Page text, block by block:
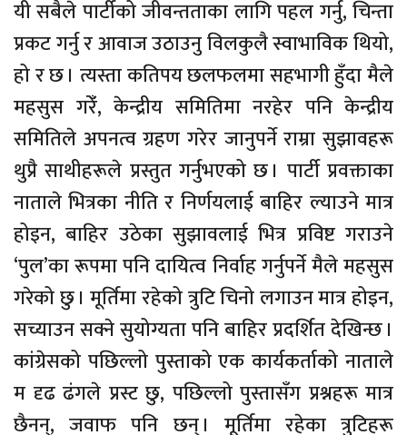
यी सबैले पार्टीको जीवन्तताका लागि पहल गर्नु, चिन्ता
प्रकट गर्नु र आवाज उठाउनु विलकुलै स्वाभाविक थियो,
हो र छ । त्यस्ता कतिपय छलफलमा सहभागी हुँदा मैले
महसुस गरेंँ, केन्द्रीय समितिमा नरहेर पनि केन्द्रीय
समितिले अपनत्व ग्रहण गरेर जानुपर्ने राम्रा सुझावहरू
थुप्रै साथीहरूले प्रस्तुत गर्नुभएको छ । पार्टी प्रवक्ताका
नाताले भित्रका नीति र निर्णयलाई बाहिर ल्याउने मात्र
होइन, बाहिर उठेका सुझावलाई भित्र प्रविष्ट गराउने
‘पुल’का रूपमा पनि दायित्व निर्वाह गर्नुपर्ने मैले महसुस
गरेको छु । मूर्तिमा रहेको त्रुटि चिनो लगाउन मात्र होइन,
सच्याउन सक्ने सुयोग्यता पनि बाहिर प्रदर्शित देखिन्छ ।
कांग्रेसको पछिल्लो पुस्ताको एक कार्यकर्ताको नाताले
म दृढ ढंगले प्रस्ट छु, पछिल्लो पुस्तासँग प्रश्नहरू मात्र
छैनन्, जवाफ पनि छन् । मूर्तिमा रहेका त्रुटिहरू